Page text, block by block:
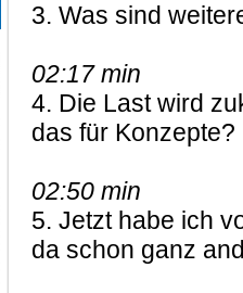
3. Was sind
02:17 min
4. Die Last wird
das für Konzepte?
02:50 min
5. Jetzt habe ich
da schon ganz